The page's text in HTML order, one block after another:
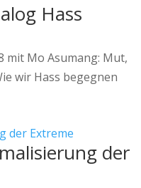
Hass
mit Mo Asumang: Mut,
wir Hass begegnen
der